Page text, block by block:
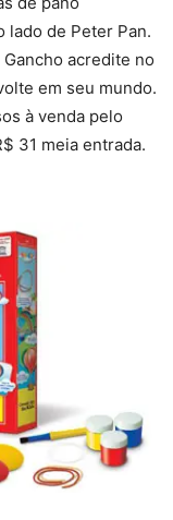
lado de Peter Pan.
acredite no
em seu mundo.
à venda pelo
31 meia entrada.